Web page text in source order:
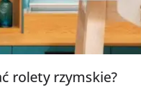
rolety rzymskie?